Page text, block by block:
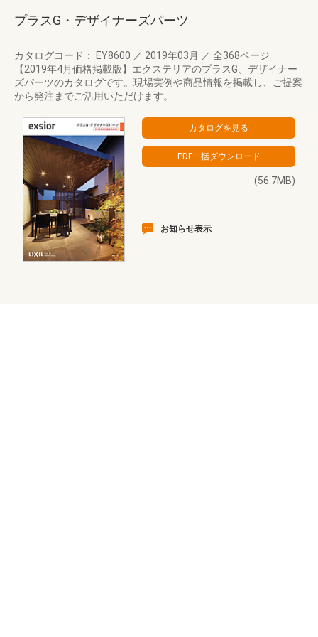
プラスG・デザイナーズパーツ
カタログコード： EY8600 ／ 2019年03月 ／ 全368ページ
【2019年4月価格掲載版】エクステリアのプラスG、デザイナー
ズパーツのカタログです。現場実例や商品情報を掲載し、ご提案
から発注までご活用いただけます。
(56.7MB)
お知らせ表示